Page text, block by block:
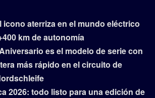
icono aterriza en el mundo eléctrico
km de autonomía
es el modelo de serie con
más rápido en el circuito de
2026: todo listo para una edición de